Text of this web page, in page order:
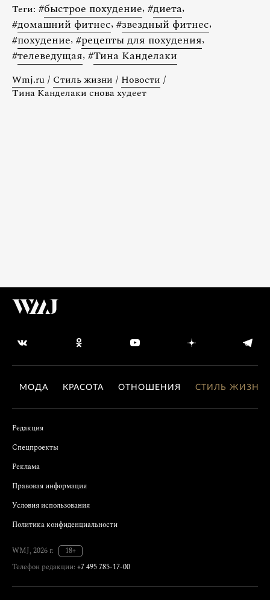
Теги: #быстрое похудение, #диета,
#домашний фитнес, #звездный фитнес,
#похудение, #рецепты для похудения,
#телеведущая, #Тина Канделаки
Wmj.ru / Стиль жизни / Новости /
Тина Канделаки снова худеет
МОДА КРАСОТА ОТНОШЕНИЯ СТИЛЬ ЖИЗНИ
Редакция
Спецпроекты
Реклама
Правовая информация
Условия использования
Политика конфиденциальности
WMJ, 2026 г.
18+
Телефон редакции: +7 495 785-17-00